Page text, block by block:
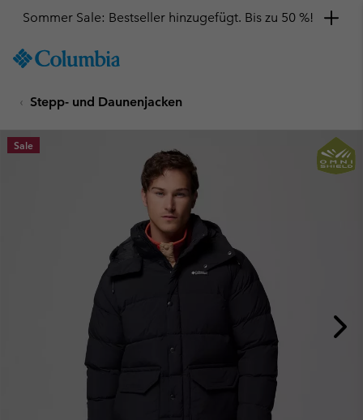
TO
SKIP
MAIN
NAV
Sommer Sale: Bestseller hinzugefügt. Bis zu 50 %!
Stepp- und Daunenjacken
Sale